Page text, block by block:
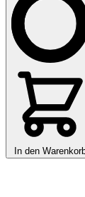
In den